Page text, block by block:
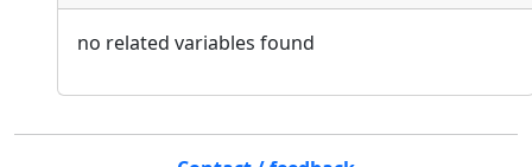
no related variables found